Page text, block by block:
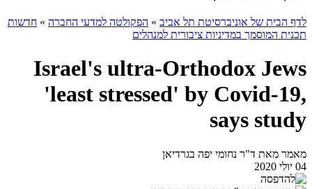
לדף הבית של אוניברסיטת תל אביב » הפקולטה למדעי החברה » חדשות
תכנית המוסמך במדיניות ציבורית למנהלים
Israel's ultra-Orthodox Jews
'least stressed' by Covid-19,
says study
מאמר מאת ד"ר נחומי יפה בגרדיאן
04 יולי 2020